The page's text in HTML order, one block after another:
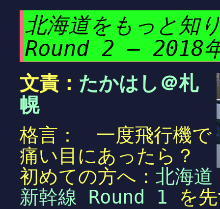
北海道をもっと知
Round 2 — 2018
文責： たかはし＠札
幌
格言： 一度飛行機で
痛い目にあったら？
初めての方へ： 北海道
新幹線 Round 1 を